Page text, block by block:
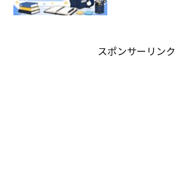
スポンサーリンク